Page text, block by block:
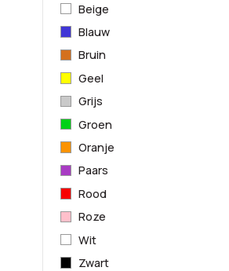
Beige
Blauw
Bruin
Geel
Grijs
Groen
Oranje
Paars
Rood
Roze
Wit
Zwart